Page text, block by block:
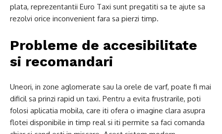
plata, reprezentantii Euro Taxi sunt pregatiti sa te ajute sa
rezolvi orice inconvenient fara sa pierzi timp.
Probleme de accesibilitate
si recomandari
Uneori, in zone aglomerate sau la orele de varf, poate fi mai
dificil sa prinzi rapid un taxi. Pentru a evita frustrarile, poti
folosi aplicatia mobila, care iti ofera o imagine clara asupra
flotei disponibile in timp real si iti permite sa faci comanda